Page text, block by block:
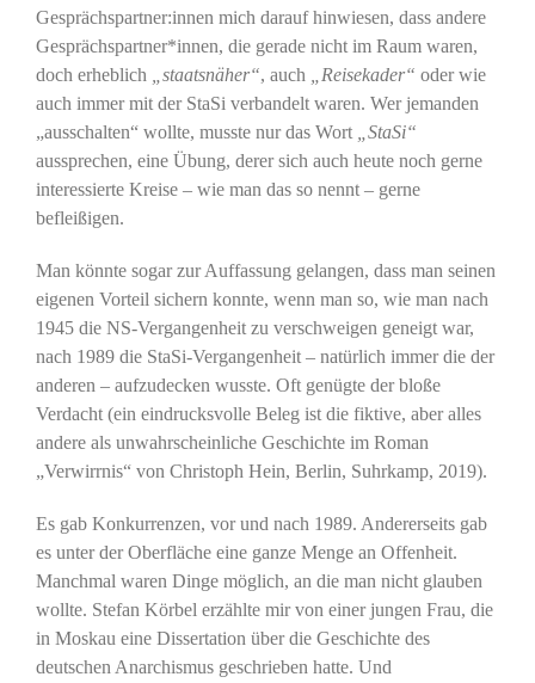
Gesprächspartner:innen mich darauf hinwiesen, dass andere
Gesprächspartner*innen, die gerade nicht im Raum waren,
doch erheblich
„staatsnäher“, auch „Reisekader“ oder wie
auch immer mit der StaSi verbandelt waren. Wer jemanden
„ausschalten“ wollte, musste nur das Wort
„StaSi“
aussprechen, eine Übung, derer sich auch heute noch gerne
interessierte Kreise – wie man das so nennt – gerne
befleißigen.
Man könnte sogar zur Auffassung gelangen, dass man seinen
eigenen Vorteil sichern konnte, wenn man so, wie man nach
1945 die NS-Vergangenheit zu verschweigen geneigt war,
nach 1989 die StaSi-Vergangenheit – natürlich immer die der
anderen – aufzudecken wusste. Oft genügte der bloße
Verdacht (ein eindrucksvolle Beleg ist die fiktive, aber alles
andere als unwahrscheinliche Geschichte im Roman
„Verwirrnis“ von Christoph Hein, Berlin, Suhrkamp, 2019).
Es gab Konkurrenzen, vor und nach 1989. Andererseits gab
es unter der Oberfläche eine ganze Menge an Offenheit.
Manchmal waren Dinge möglich, an die man nicht glauben
wollte. Stefan Körbel erzählte mir von einer jungen Frau, die
in Moskau eine Dissertation über die Geschichte des
deutschen Anarchismus geschrieben hatte. Und